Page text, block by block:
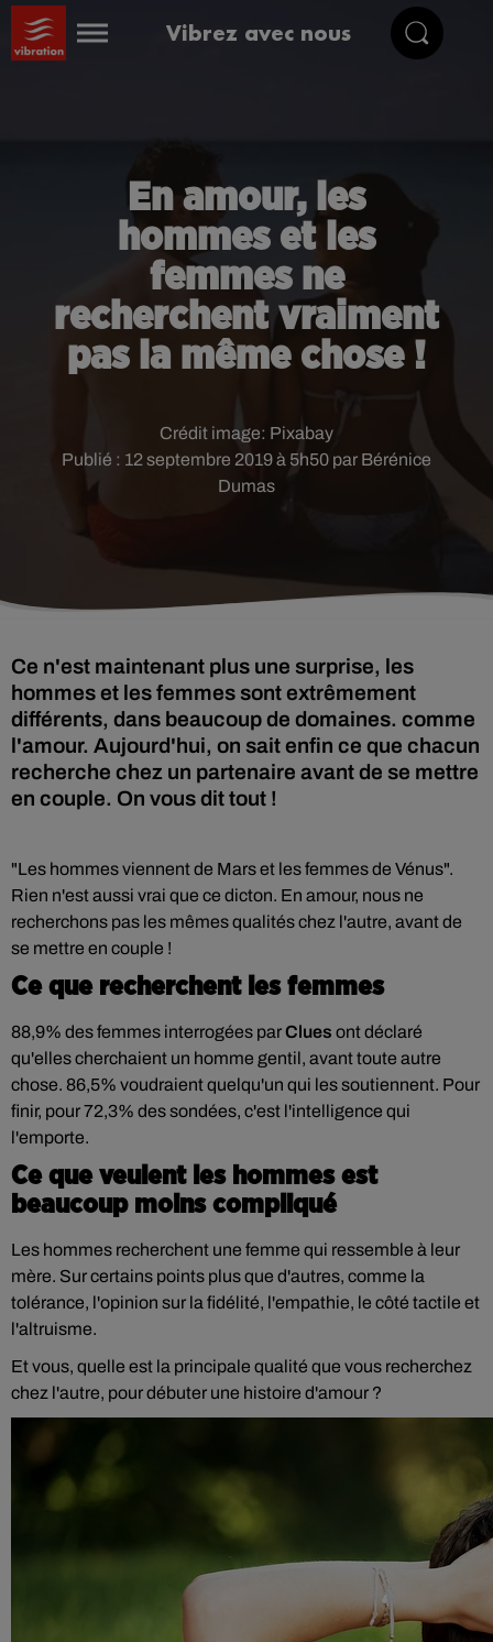
Vibrez avec nous
En amour, les
hommes et les
femmes ne
recherchent vraiment
pas la même chose !
Publié : 12 septembre 2019 à 5h50 par Bérénice
Dumas
Crédit image: Pixabay
Ce n'est maintenant plus une surprise, les
hommes et les femmes sont extrêmement
différents, dans beaucoup de domaines. comme
l'amour. Aujourd'hui, on sait enfin ce que chacun
recherche chez un partenaire avant de se mettre
en couple. On vous dit tout !
"Les hommes viennent de Mars et les femmes de Vénus".
Rien n'est aussi vrai que ce dicton. En amour, nous ne
recherchons pas les mêmes qualités chez l'autre, avant de
se mettre en couple !
Ce que recherchent les femmes
88,9% des femmes interrogées parClues ont déclaré
qu'elles cherchaient un homme gentil, avant toute autre
chose. 86,5% voudraient quelqu'un qui les soutiennent. Pour
finir, pour 72,3% des sondées, c'est l'intelligence qui
l'emporte.
Ce que veulent les hommes est
beaucoup moins compliqué
Les hommes recherchent une femme qui ressemble à leur
mère. Sur certains points plus que d'autres, comme la
tolérance, l'opinion sur la fidélité, l'empathie, le côté tactile et
l'altruisme.
Et vous, quelle est la principale qualité que vous recherchez
chez l'autre, pour débuter une histoire d'amour ?